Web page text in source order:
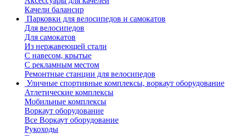
Качели балансир
Парковки для велосипедов и самокатов
Для велосипедов
Для самокатов
Из нержавеющей стали
С навесом, крытые
С рекламным местом
Ремонтные станции для велосипедов
Уличные спортивные комплексы, воркаут оборудование
Атлетические комплексы
Мобильные комплексы
Воркаут оборудование
Все Воркаут оборудование
Рукоходы